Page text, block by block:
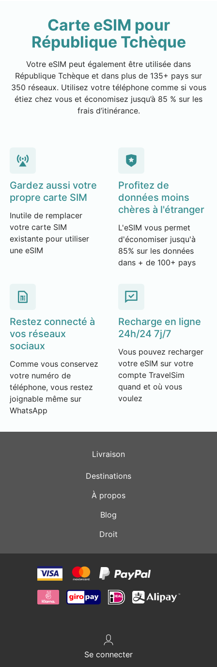
Carte eSIM pour
République Tchèque
Votre eSIM peut également être utilisée dans
République Tchèque et dans plus de 135+ pays sur
350 réseaux. Utilisez votre téléphone comme si vous
étiez chez vous et économisez jusqu’à 85 % sur les
frais d’itinérance.
Gardez aussi votre
propre carte SIM
Inutile de remplacer
votre carte SIM
existante pour utiliser
une eSIM
Profitez de
données moins
chères à l'étranger
L'eSIM vous permet
d'économiser jusqu'à
85% sur les données
dans + de 100+ pays
Restez connecté à
vos réseaux
sociaux
Comme vous conservez
votre numéro de
téléphone, vous restez
joignable même sur
WhatsApp
Recharge en ligne
24h/24 7j/7
Vous pouvez recharger
votre eSIM sur votre
compte TravelSim
quand et où vous
voulez
Livraison
Destinations
À propos
Blog
Droit
Se connecter